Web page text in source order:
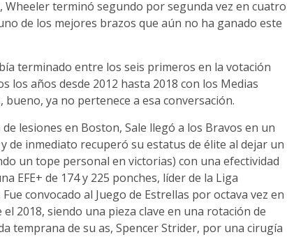
Wheeler terminó segundo por segunda vez en cuatro
de los mejores brazos que aún no ha ganado este
terminado entre los seis primeros en la votación
los años desde 2012 hasta 2018 con los Medias
bueno, ya no pertenece a esa conversación.
lesiones en Boston, Sale llegó a los Bravos en un
de inmediato recuperó su estatus de élite al dejar un
un tope personal en victorias) con una efectividad
EFE+ de 174 y 225 ponches, líder de la Liga
convocado al Juego de Estrellas por octava vez en
2018, siendo una pieza clave en una rotación de
temprana de su as, Spencer Strider, por una cirugía